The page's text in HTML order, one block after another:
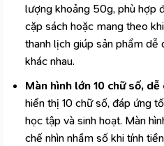
lượng khoảng 50g, phù hợp
cặp sách hoặc mang theo
thanh lịch giúp sản phẩm dễ
khác nhau.
Màn hình lớn 10 chữ số,
hiển thị 10 chữ số, đáp ứng
học tập và sinh hoạt. Màn
chế nhìn nhầm số khi tính